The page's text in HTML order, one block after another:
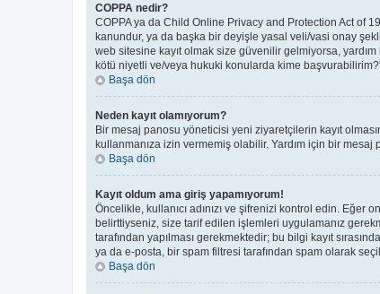
COPPA nedir?
COPPA ya da Child Online Privacy and Protection Act of
kanundur, ya da başka bir deyişle yasal veli/vasi onay
web sitesine kayıt olmak size güvenilir gelmiyorsa,
kötü niyetli ve/veya hukuki konularda kime
Başa dön
Neden kayıt olamıyorum?
Bir mesaj panosu yöneticisi yeni ziyaretçilerin kayıt
kullanmanıza izin vermemiş olabilir. Yardım için bir
Başa dön
Kayıt oldum ama giriş yapamıyorum!
Öncelikle, kullanıcı adınızı ve şifrenizi kontrol edin.
belirttiyseniz, size tarif edilen işlemleri uygulamanız
tarafından yapılması gerekmektedir; bu bilgi kayıt
ya da e-posta, bir spam filtresi tarafından spam olarak
Başa dön